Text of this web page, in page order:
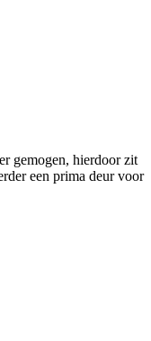
gemogen, hierdoor zit
een prima deur voor